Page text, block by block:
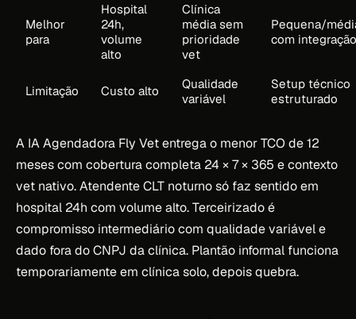
Melhor
para
Hospital
24h,
volume
alto
Clínica
média sem
prioridade
vet
Pequena/
com integração
Limitação Custo alto
Qualidade
variável
Setup técnico
estruturado
A IA Agendadora Fly Vet entrega o menor TCO de 12
meses com cobertura completa 24 × 7 × 365 e contexto
vet nativo. Atendente CLT noturno só faz sentido em
hospital 24h com volume alto. Terceirizado é
compromisso intermediário com qualidade variável e
dado fora do CNPJ da clínica. Plantão informal funciona
temporariamente em clínica solo, depois quebra.